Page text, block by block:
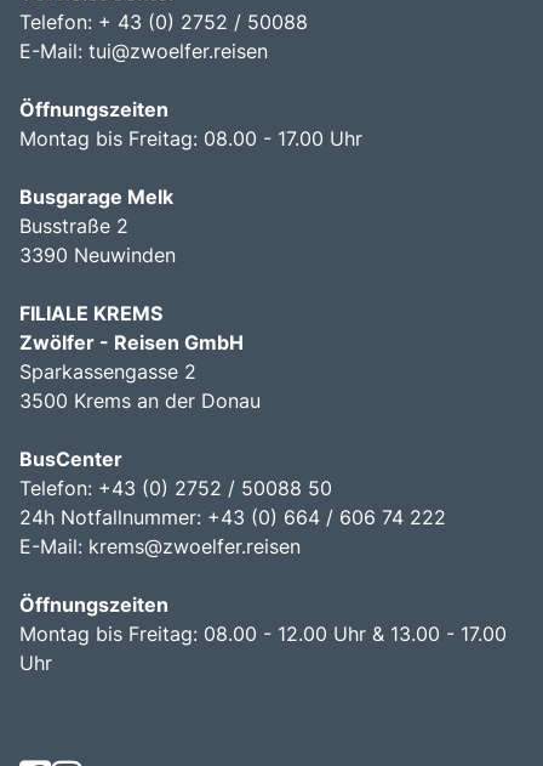
Telefon: + 43 (0) 2752 / 50088
E-Mail: tui@zwoelfer.reisen
Öffnungszeiten
Montag bis Freitag: 08.00 - 17.00 Uhr
Busgarage Melk
Busstraße 2
3390 Neuwinden
FILIALE KREMS
Zwölfer - Reisen GmbH
Sparkassengasse 2
3500 Krems an der Donau
BusCenter
Telefon: +43 (0) 2752 / 50088 50
24h Notfallnummer: +43 (0) 664 / 606 74 222
E-Mail: krems@zwoelfer.reisen
Öffnungszeiten
Montag bis Freitag: 08.00 - 12.00 Uhr & 13.00 - 17.00
Uhr